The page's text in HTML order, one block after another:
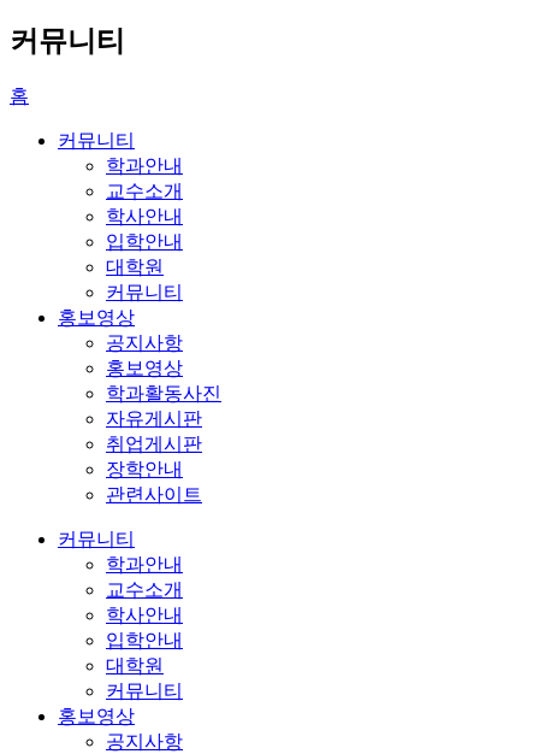
커뮤니티
홈
커뮤니티
학과안내
교수소개
학사안내
입학안내
대학원
커뮤니티
홍보영상
공지사항
홍보영상
학과활동사진
자유게시판
취업게시판
장학안내
관련사이트
커뮤니티
학과안내
교수소개
학사안내
입학안내
대학원
커뮤니티
홍보영상
공지사항